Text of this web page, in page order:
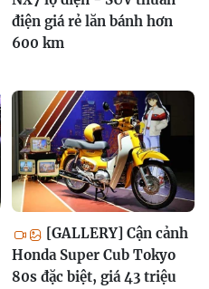
điện giá rẻ lăn bánh hơn
600 km
[GALLERY] Cận cảnh
Honda Super Cub Tokyo
80s đặc biệt, giá 43 triệu